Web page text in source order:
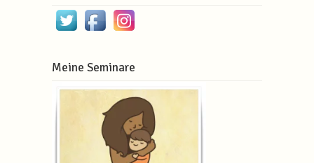
Meine Seminare